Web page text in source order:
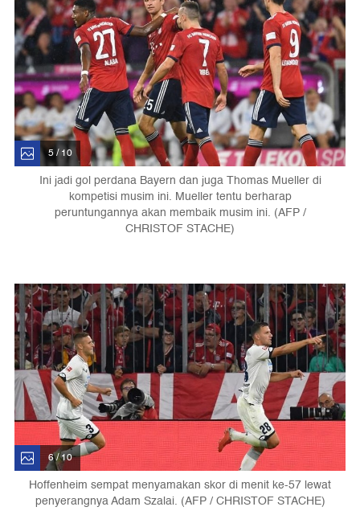
5 / 10
Ini jadi gol perdana Bayern dan juga Thomas Mueller di
kompetisi musim ini. Mueller tentu berharap
peruntungannya akan membaik musim ini. (AFP /
CHRISTOF STACHE)
6 / 10
Hoffenheim sempat menyamakan skor di menit ke-57 lewat
penyerangnya Adam Szalai. (AFP / CHRISTOF STACHE)